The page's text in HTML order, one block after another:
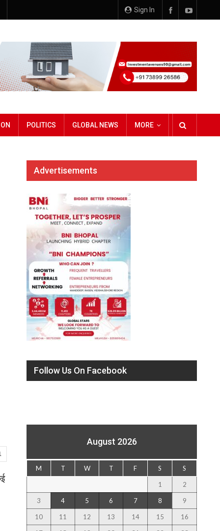
Sign In
POLITICS GLOBAL NEWS MORE
Advertisements
Follow Us On Facebook
August 2026
M T W T F S S
1 2
3 4 5 6 7 8 9
10 11 12 13 14 15 16